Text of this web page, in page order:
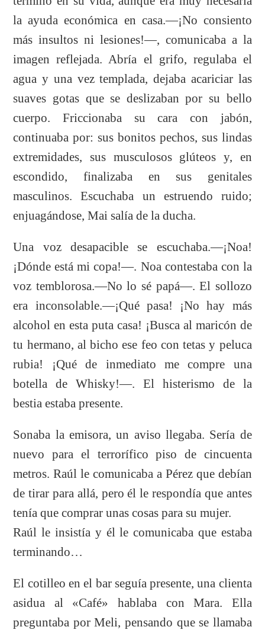
la ayuda económica en casa.—¡No consiento
más insultos ni lesiones!—, comunicaba a la
imagen reflejada. Abría el grifo, regulaba el
agua y una vez templada, dejaba acariciar las
suaves gotas que se deslizaban por su bello
cuerpo. Friccionaba su cara con jabón,
continuaba por: sus bonitos pechos, sus lindas
extremidades, sus musculosos glúteos y, en
escondido, finalizaba en sus genitales
masculinos. Escuchaba un estruendo ruido;
enjuagándose, Mai salía de la ducha.
Una voz desapacible se escuchaba.—¡Noa!
¡Dónde está mi copa!—. Noa contestaba con la
voz temblorosa.—No lo sé papá—. El sollozo
era inconsolable.—¡Qué pasa! ¡No hay más
alcohol en esta puta casa! ¡Busca al maricón de
tu hermano, al bicho ese feo con tetas y peluca
rubia! ¡Qué de inmediato me compre una
botella de Whisky!—. El histerismo de la
bestia estaba presente.
Sonaba la emisora, un aviso llegaba. Sería de
nuevo para el terrorífico piso de cincuenta
metros. Raúl le comunicaba a Pérez que debían
de tirar para allá, pero él le respondía que antes
tenía que comprar unas cosas para su mujer.
Raúl le insistía y él le comunicaba que estaba
terminando…
El cotilleo en el bar seguía presente, una clienta
asidua al «Café» hablaba con Mara. Ella
preguntaba por Meli, pensando que se llamaba